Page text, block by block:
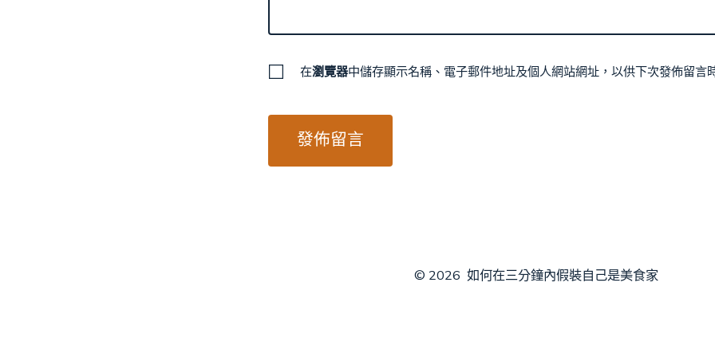
在瀏覽器中儲存顯示名稱、電子郵件地址及個人網站網址，以供下次發佈留言
© 2026 如何在三分鐘內假裝自己是美食家